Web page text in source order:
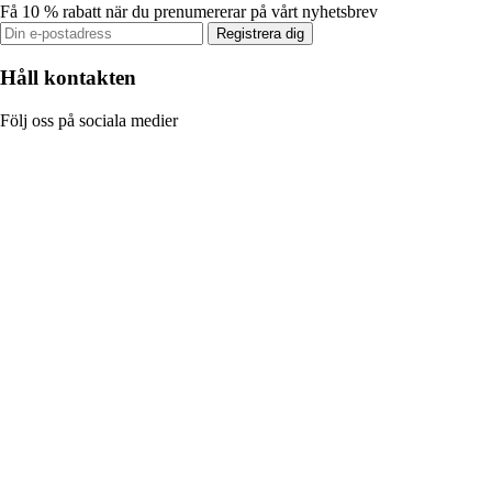
Få 10 % rabatt när du prenumererar på vårt nyhetsbrev
Registrera dig
Håll kontakten
Följ oss på sociala medier